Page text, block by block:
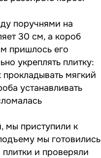
поручнями на
30 см, а короб
пришлось его
укреплять плитку:
прокладывать мягкий
устанавливать
мы приступили к
мы готовились
и проверяли